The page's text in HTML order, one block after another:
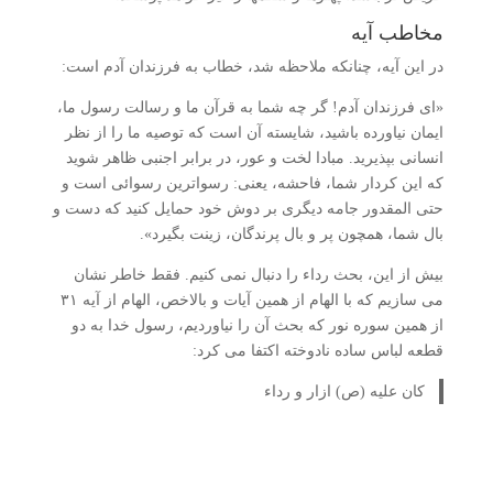
مخاطب آیه
در این آیه، چنانکه ملاحظه شد، خطاب به فرزندان آدم است:
«ای فرزندان آدم! گر چه شما به قرآن ما و رسالت رسول ما،
ایمان نیاورده باشید، شایسته آن است که توصیه ما را از نظر
انسانی بپذیرید. مبادا لخت و عور، در برابر اجنبی ظاهر شوید
که این کردار شما، فاحشه، یعنی: رسواترین رسوائی است و
حتی المقدور جامه دیگری بر دوش خود حمایل کنید که دست و
بال شما، همچون پر و بال پرندگان، زینت بگیرد».
بیش از این، بحث رداء را دنبال نمی کنیم. فقط خاطر نشان
می سازیم که با الهام از همین آیات و بالاخص، الهام از آیه ۳۱
از همین سوره نور که بحث آن را نیاوردیم، رسول خدا به دو
قطعه لباس ساده نادوخته اکتفا می کرد:
کان علیه (ص) ازار و رداء